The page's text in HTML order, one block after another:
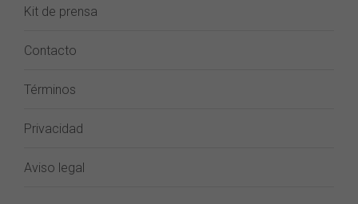
Kit de prensa
Contacto
Términos
Privacidad
Aviso legal